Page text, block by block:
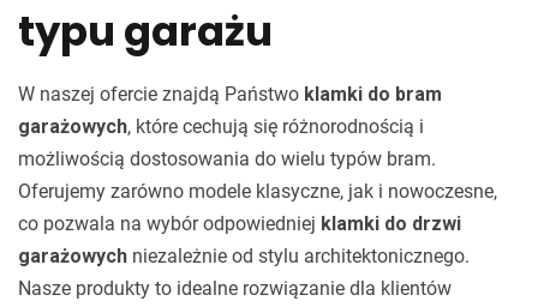
typu garażu
W naszej ofercie znajdą Państwo klamki do bram
garażowych, które cechują się różnorodnością i
możliwością dostosowania do wielu typów bram.
Oferujemy zarówno modele klasyczne, jak i nowoczesne,
co pozwala na wybór odpowiedniej klamki do drzwi
garażowych niezależnie od stylu architektonicznego.
Nasze produkty to idealne rozwiązanie dla klientów